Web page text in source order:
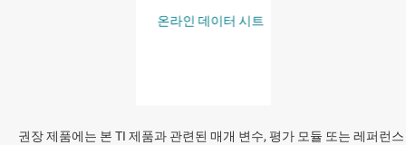
권장 제품에는 본 TI 제품과 관련된 매개 변수, 평가 모듈 또는 레퍼런스